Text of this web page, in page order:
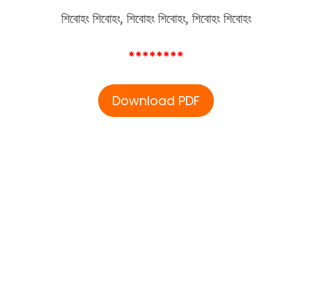
শিবোহং শিবোহং, শিবোহং শিবোহং, শিবোহং শিবোহং
********
Download PDF